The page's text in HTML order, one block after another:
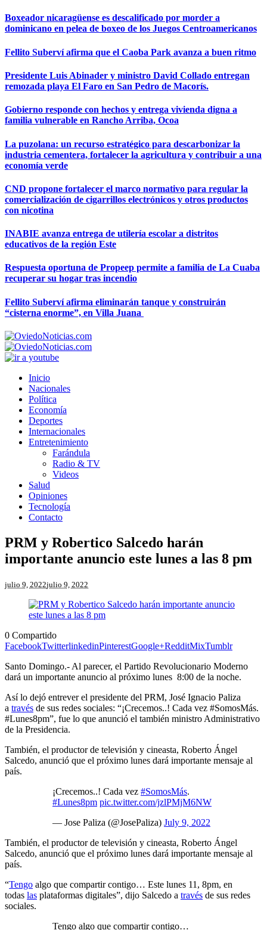
Boxeador nicaragüense es descalificado por morder a
dominicano en pelea de boxeo de los Juegos Centroamericanos
Fellito Suberví afirma que el Caoba Park avanza a buen ritmo
Presidente Luis Abinader y ministro David Collado entregan
remozada playa El Faro en San Pedro de Macorís.
Gobierno responde con hechos y entrega vivienda digna a
familia vulnerable en Rancho Arriba, Ocoa
La puzolana: un recurso estratégico para descarbonizar la
industria cementera, fortalecer la agricultura y contribuir a una
economía verde
CND propone fortalecer el marco normativo para regular la
comercialización de cigarrillos electrónicos y otros productos
con nicotina
INABIE avanza entrega de utilería escolar a distritos
educativos de la región Este
Respuesta oportuna de Propeep permite a familia de La Cuaba
recuperar su hogar tras incendio
Fellito Suberví afirma eliminarán tanque y construirán
“cisterna enorme”, en Villa Juana
Inicio
Nacionales
Política
Economía
Deportes
Internacionales
Entretenimiento
Farándula
Radio & TV
Videos
Salud
Opiniones
Tecnología
Contacto
PRM y Robertico Salcedo harán
importante anuncio este lunes a las 8 pm
julio 9, 2022julio 9, 2022
0 Compartido
FacebookTwitterlinkedinPinterestGoogle+RedditMixTumblr
Santo Domingo.- Al parecer, el Partido Revolucionario Moderno
dará un importante anuncio al próximo lunes 8:00 de la noche.
Así lo dejó entrever el presidente del PRM, José Ignacio Paliza
a través de sus redes sociales: “¡Crecemos..! Cada vez #SomosMás.
#Lunes8pm”, fue lo que anunció el también ministro Administrativo
de la Presidencia.
También, el productor de televisión y cineasta, Roberto Ángel
Salcedo, anunció que el próximo lunes dará importante mensaje al
país.
¡Crecemos..! Cada vez #SomosMás.
#Lunes8pm pic.twitter.com/jzlPMjM6NW
— Jose Paliza (@JosePaliza) July 9, 2022
También, el productor de televisión y cineasta, Roberto Ángel
Salcedo, anunció que el próximo lunes dará importante mensaje al
país.
“Tengo algo que compartir contigo… Este lunes 11, 8pm, en
todas las plataformas digitales”, dijo Salcedo a través de sus redes
sociales.
Tengo algo que compartir contigo…